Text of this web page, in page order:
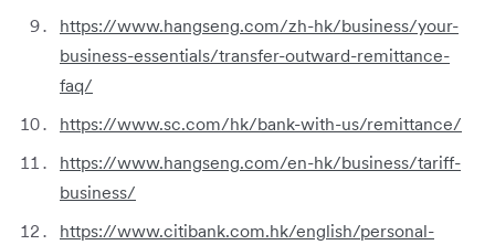
https://www.hangseng.com/zh-hk/business/your-
business-essentials/transfer-outward-remittance-
faq/
https://www.sc.com/hk/bank-with-us/remittance/
https://www.hangseng.com/en-hk/business/tariff-
business/
https://www.citibank.com.hk/english/personal-